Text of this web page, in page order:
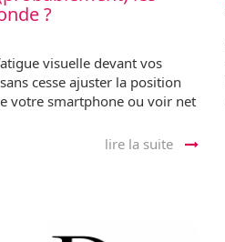
?
visuelle devant vos
cesse ajuster la position
votre smartphone ou voir net
lire la suite